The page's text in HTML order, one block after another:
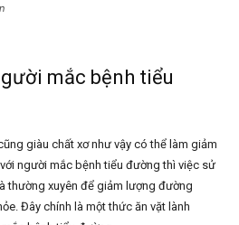
mắc bệnh tiểu
giàu chất xơ như vậy có thể làm giảm
người mắc bệnh tiểu đường thì việc sử
thường xuyên để giảm lượng đường
Đây chính là một thức ăn vặt lành